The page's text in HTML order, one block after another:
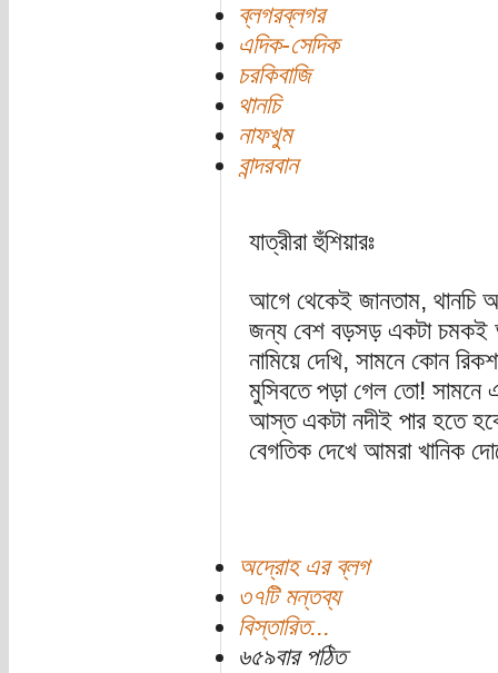
ব্লগরব্লগর
এদিক-সেদিক
চরকিবাজি
থানচি
নাফখুম
বান্দরবান
যাত্রীরা হুঁশিয়ারঃ
আগে থেকেই জানতাম, থানচি
জন্য বেশ বড়সড় একটা চমকই
নামিয়ে দেখি, সামনে কোন
মুসিবতে পড়া গেল তো! সামনে
আস্ত একটা নদীই পার হতে
বেগতিক দেখে আমরা খানিক
অদ্রোহ এর ব্লগ
৩৭টি মন্তব্য
বিস্তারিত...
৬৫৯বার পঠিত